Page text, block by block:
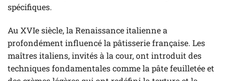
spécifiques.
Au XVIe siècle, la Renaissance italienne a
profondément influencé la pâtisserie française. Les
maîtres italiens, invités à la cour, ont introduit des
techniques fondamentales comme la pâte feuilletée et